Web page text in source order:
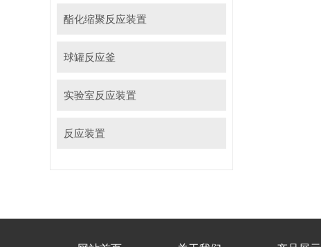
酯化缩聚反应装置
球罐反应釜
实验室反应装置
反应装置